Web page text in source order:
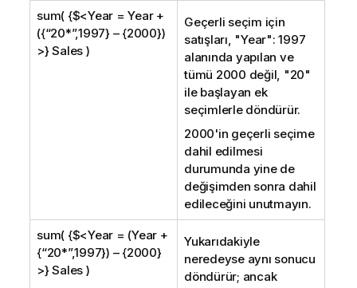
sum( {$<Year = Year +
({“20*”,1997} – {2000})
>} Sales )
Geçerli seçim için
satışları, "Year": 1997
alanında yapılan ve
tümü 2000 değil, "20"
ile başlayan ek
seçimlerle döndürür.
2000'in geçerli seçime
dahil edilmesi
durumunda yine de
değişimden sonra dahil
edileceğini unutmayın.
sum( {$<Year = (Year +
{“20*”,1997}) – {2000}
>} Sales )
Yukarıdakiyle
neredeyse aynı sonucu
döndürür; ancak